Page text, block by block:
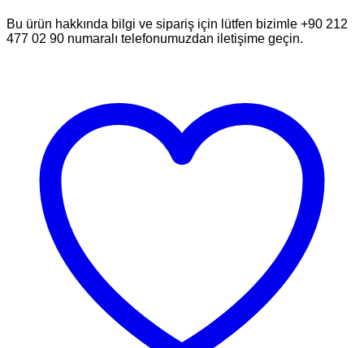
Bu ürün hakkında bilgi ve sipariş için lütfen bizimle +90 212
477 02 90 numaralı telefonumuzdan iletişime geçin.